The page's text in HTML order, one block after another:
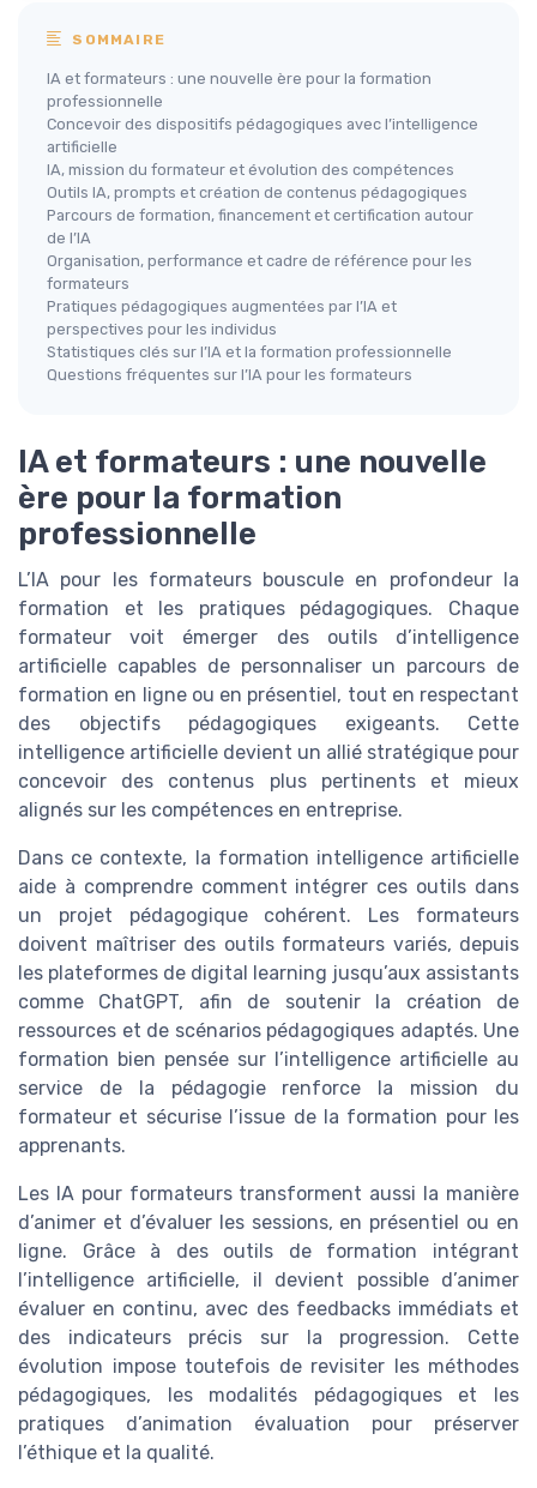
SOMMAIRE
IA et formateurs : une nouvelle ère pour la formation
professionnelle
Concevoir des dispositifs pédagogiques avec l’intelligence
artificielle
IA, mission du formateur et évolution des compétences
Outils IA, prompts et création de contenus pédagogiques
Parcours de formation, financement et certification autour
de l’IA
Organisation, performance et cadre de référence pour les
formateurs
Pratiques pédagogiques augmentées par l’IA et
perspectives pour les individus
Statistiques clés sur l’IA et la formation professionnelle
Questions fréquentes sur l’IA pour les formateurs
IA et formateurs : une nouvelle
ère pour la formation
professionnelle
L’IA pour les formateurs bouscule en profondeur la
formation et les pratiques pédagogiques. Chaque
formateur voit émerger des outils d’intelligence
artificielle capables de personnaliser un parcours de
formation en ligne ou en présentiel, tout en respectant
des objectifs pédagogiques exigeants. Cette
intelligence artificielle devient un allié stratégique pour
concevoir des contenus plus pertinents et mieux
alignés sur les compétences en entreprise.
Dans ce contexte, la formation intelligence artificielle
aide à comprendre comment intégrer ces outils dans
un projet pédagogique cohérent. Les formateurs
doivent maîtriser des outils formateurs variés, depuis
les plateformes de digital learning jusqu’aux assistants
comme ChatGPT, afin de soutenir la création de
ressources et de scénarios pédagogiques adaptés. Une
formation bien pensée sur l’intelligence artificielle au
service de la pédagogie renforce la mission du
formateur et sécurise l’issue de la formation pour les
apprenants.
Les IA pour formateurs transforment aussi la manière
d’animer et d’évaluer les sessions, en présentiel ou en
ligne. Grâce à des outils de formation intégrant
l’intelligence artificielle, il devient possible d’animer
évaluer en continu, avec des feedbacks immédiats et
des indicateurs précis sur la progression. Cette
évolution impose toutefois de revisiter les méthodes
pédagogiques, les modalités pédagogiques et les
pratiques d’animation évaluation pour préserver
l’éthique et la qualité.